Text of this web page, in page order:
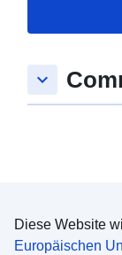
keyboard_arrow_down
Diese Website
Europäischen